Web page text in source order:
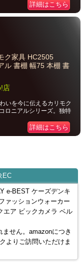
詳細はこちら
ク家具 HC2505
ル 書棚 幅75 本棚 書
店
いを今に伝えるカリモク
ロニアルシリーズ。独特
詳細はこちら
EC
e-BEST ケーズデンキ
ァッションウォーカー
エア ビックカメラ ベル
せん。amazonにつき
よりご訪問いただけま